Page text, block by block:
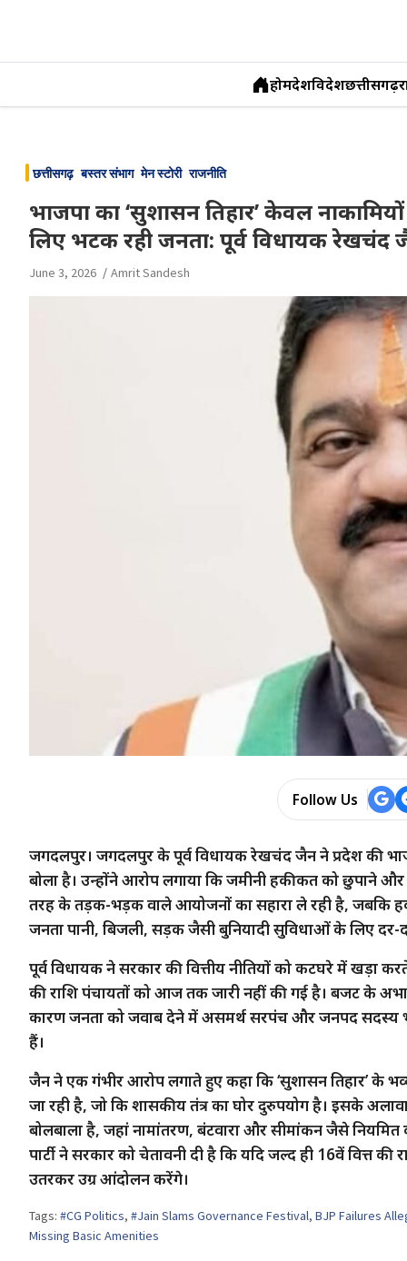
content
होमदेशविदेशछत्तीसगढ़
छत्तीसगढ़ बस्तर संभाग मेन स्टोरी राजनीति
भाजपा का ‘सुशासन तिहार’ केवल
लिए भटक रही जनता: पूर्व विधायक रेखचंद
June 3, 2026 Amrit Sandesh
Follow Us
जगदलपुर। जगदलपुर के पूर्व विधायक रेखचंद जैन ने प्रदेश की
बोला है। उन्होंने आरोप लगाया कि जमीनी हकीकत को छुपाने
तरह के तड़क-भड़क वाले आयोजनों का सहारा ले रही है, जबकि
जनता पानी, बिजली, सड़क जैसी बुनियादी सुविधाओं के लिए दर-
पूर्व विधायक ने सरकार की वित्तीय नीतियों को कटघरे में खड़ा
की राशि पंचायतों को आज तक जारी नहीं की गई है। बजट के अभाव
कारण जनता को जवाब देने में असमर्थ सरपंच और जनपद सदस्य
हैं।
जैन ने एक गंभीर आरोप लगाते हुए कहा कि ‘सुशासन तिहार’ के
जा रही है, जो कि शासकीय तंत्र का घोर दुरुपयोग है। इसके
बोलबाला है, जहां नामांतरण, बंटवारा और सीमांकन जैसे नियमित
पार्टी ने सरकार को चेतावनी दी है कि यदि जल्द ही 16वें वित्त
उतरकर उग्र आंदोलन करेंगे।
Tags: #CG Politics, #Jain Slams Governance Festival, BJP Failures
Missing Basic Amenities